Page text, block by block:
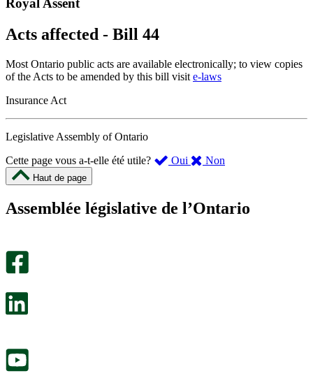
Royal Assent
Acts affected - Bill 44
Most Ontario public acts are available electronically; to view copies
of the Acts to be amended by this bill visit e-laws
Insurance Act
Legislative Assembly of Ontario
Cette page vous a-t-elle été utile?
Oui ,
été
Non
m’a
Haut de page
Assemblée législative de l’Ontario